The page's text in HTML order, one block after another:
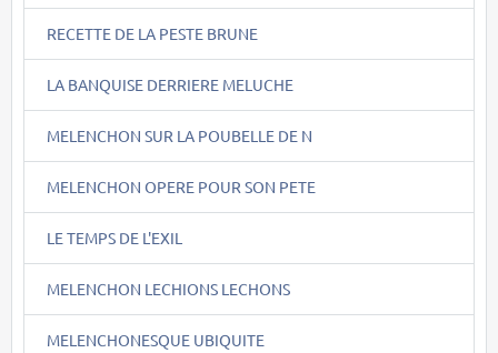
RECETTE DE LA PESTE BRUNE
LA BANQUISE DERRIERE MELUCHE
MELENCHON SUR LA POUBELLE DE N
MELENCHON OPERE POUR SON PETE
LE TEMPS DE L'EXIL
MELENCHON LECHIONS LECHONS
MELENCHONESQUE UBIQUITE